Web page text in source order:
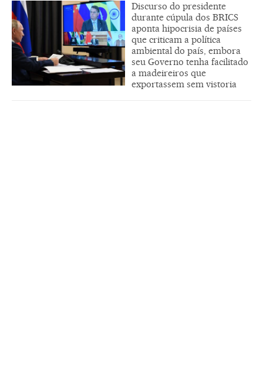
Discurso do presidente
durante cúpula dos BRICS
aponta hipocrisia de países
que criticam a política
ambiental do país, embora
seu Governo tenha facilitado
a madeireiros que
exportassem sem vistoria